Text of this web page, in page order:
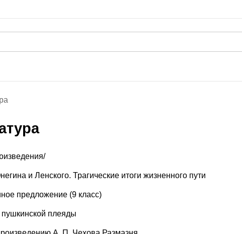
и Ленского. Трагические итоги жизненного пути
предложение (9 класс)
пушкинской плеяды